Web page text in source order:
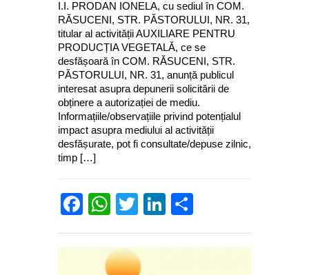
I.I. PRODAN IONELA, cu sediul în COM.
RĂSUCENI, STR. PĂSTORULUI, NR. 31,
titular al activității AUXILIARE PENTRU
PRODUCȚIA VEGETALĂ, ce se
desfășoară în COM. RĂSUCENI, STR.
PĂSTORULUI, NR. 31, anunță publicul
interesat asupra depunerii solicitării de
obținere a autorizației de mediu.
Informațiile/observațiile privind potențialul
impact asupra mediului al activității
desfășurate, pot fi consultate/depuse zilnic,
timp […]
Facebook
WhatsApp
TwitterLinkedIn